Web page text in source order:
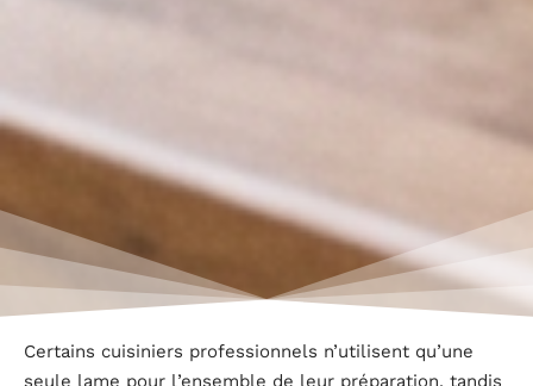
Certains cuisiniers professionnels n’utilisent qu’une
seule lame pour l’ensemble de leur préparation, tandis